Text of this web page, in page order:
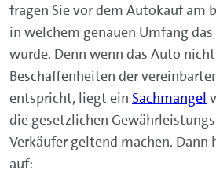
fragen Sie vor dem Autokauf am
in welchem genauen Umfang
wurde. Denn wenn das Auto
Beschaffenheiten der
entspricht, liegt ein Sachmangel
die gesetzlichen
Verkäufer geltend machen. Dann
auf: